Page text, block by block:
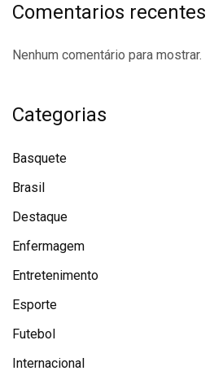
Comentarios recentes
Nenhum comentário para mostrar.
Categorias
Basquete
Brasil
Destaque
Enfermagem
Entretenimento
Esporte
Futebol
Internacional